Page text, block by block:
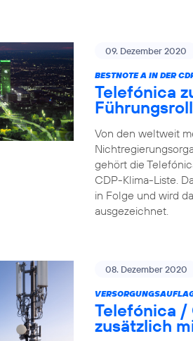
09. Dezember 2020
BESTNOTE A IN DER
Telefónica
Von den weltweit
gehört die
CDP-Klima-Liste.
in Folge und wird
ausgezeichnet.
08. Dezember 2020
Telefónica /
zusätzlich